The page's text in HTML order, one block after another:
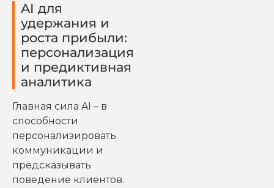
AI для
удержания и
роста прибыли:
персонализация
и предиктивная
аналитика
Главная сила AI – в
способности
персонализировать
коммуникации и
предсказывать
поведение клиентов.